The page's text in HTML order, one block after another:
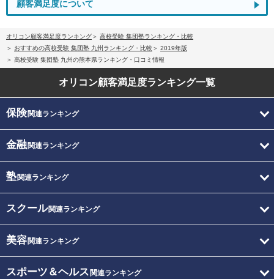
顧客満足度について
オリコン顧客満足度ランキング
高校受験 集団塾ランキング・比較
おすすめの高校受験 集団塾 九州ランキング・比較
2019年版
高校受験 集団塾 九州の熊本県ランキング・口コミ情報
オリコン顧客満足度ランキング一覧
保険関連ランキング
金融関連ランキング
塾関連ランキング
スクール関連ランキング
美容関連ランキング
スポーツ＆ヘルス 関連ランキング